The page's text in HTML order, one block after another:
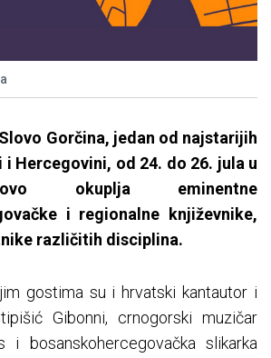
Gorčina, jedan od najstarijih
i Hercegovini, od 24. do 26. jula u
okuplja eminentne
i regionalne književnike,
različitih disciplina.
gostima su i hrvatski kantautor i
Gibonni, crnogorski muzičar
i bosanskohercegovačka slikarka